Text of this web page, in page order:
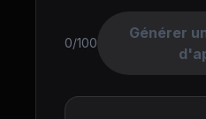
0/100
Générer